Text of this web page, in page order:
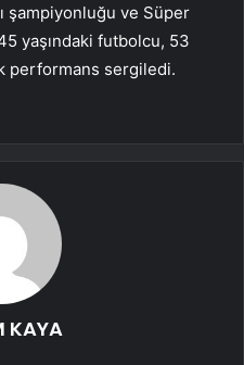
şampiyonluğu ve Süper
yaşındaki futbolcu, 53
performans sergiledi.
KAYA